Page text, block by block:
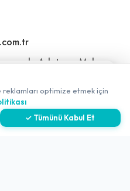
Adatepe Mah.
No:1 Buca/İzmir
optimize etmek için
✓ Tümünü Kabul Et
✖